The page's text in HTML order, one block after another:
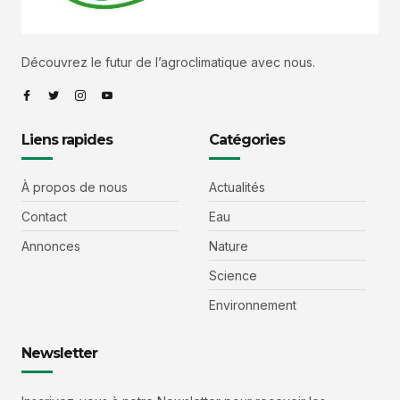
Découvrez le futur de l’agroclimatique avec nous.
Liens rapides
À propos de nous
Contact
Annonces
Catégories
Actualités
Eau
Nature
Science
Environnement
Newsletter